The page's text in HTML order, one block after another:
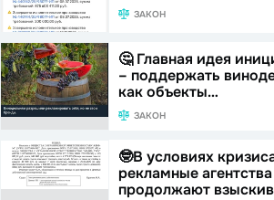
ЗАКОН
🤔 Главная идея
– поддержать
как объекты…
ЗАКОН
🤓В условиях
рекламные агентства
продолжают